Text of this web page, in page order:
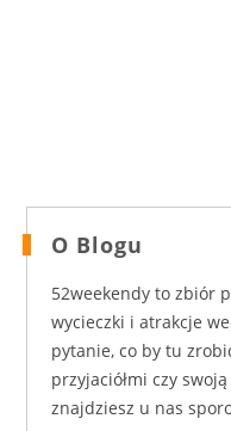
O Blogu
52weekendy to zbiór
wycieczki i atrakcje
pytanie, co by tu
przyjaciółmi czy
znajdziesz u nas